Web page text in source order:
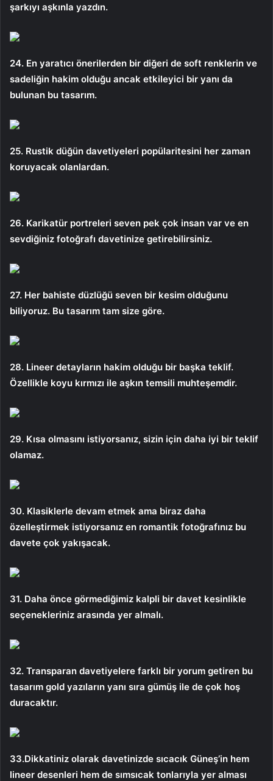
şarkıyı aşkınla yazdın.
24. En yaratıcı önerilerden bir diğeri de soft renklerin ve
sadeliğin hakim olduğu ancak etkileyici bir yanı da
bulunan bu tasarım.
25. Rustik düğün davetiyeleri popülaritesini her zaman
koruyacak olanlardan.
26. Karikatür portreleri seven pek çok insan var ve en
sevdiğiniz fotoğrafı davetinize getirebilirsiniz.
27. Her bahiste düzlüğü seven bir kesim olduğunu
biliyoruz. Bu tasarım tam size göre.
28. Lineer detayların hakim olduğu bir başka teklif.
Özellikle koyu kırmızı ile aşkın temsili muhteşemdir.
29. Kısa olmasını istiyorsanız, sizin için daha iyi bir teklif
olamaz.
30. Klasiklerle devam etmek ama biraz daha
özelleştirmek istiyorsanız en romantik fotoğrafınız bu
davete çok yakışacak.
31. Daha önce görmediğimiz kalpli bir davet kesinlikle
seçenekleriniz arasında yer almalı.
32. Transparan davetiyelere farklı bir yorum getiren bu
tasarım gold yazıların yanı sıra gümüş ile de çok hoş
duracaktır.
33.Dikkatiniz olarak davetinizde sıcacık Güneş’in hem
lineer desenleri hem de sımsıcak tonlarıyla yer alması